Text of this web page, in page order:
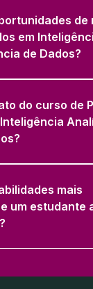
de
em
de Dados?
do curso de
mais
um estudante